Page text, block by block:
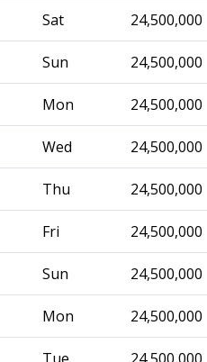
Sat 24,500,000
Sun 24,500,000
Mon 24,500,000
Wed 24,500,000
Thu 24,500,000
Fri 24,500,000
Sun 24,500,000
Mon 24,500,000